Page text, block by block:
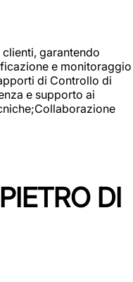
garantendo
e monitoraggio
di Controllo di
e supporto ai
DI